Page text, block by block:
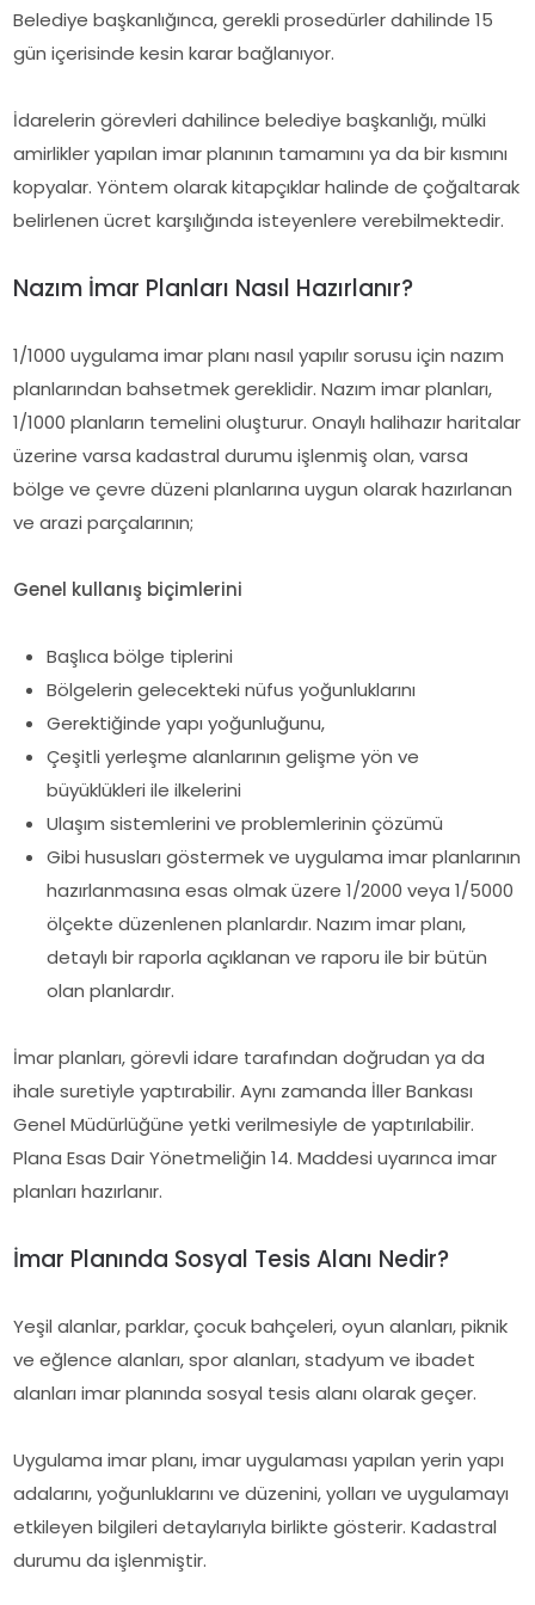
Belediye başkanlığınca, gerekli prosedürler dahilinde 15
gün içerisinde kesin karar bağlanıyor.
İdarelerin görevleri dahilince belediye başkanlığı, mülki
amirlikler yapılan imar planının tamamını ya da bir kısmını
kopyalar. Yöntem olarak kitapçıklar halinde de çoğaltarak
belirlenen ücret karşılığında isteyenlere verebilmektedir.
Nazım İmar Planları Nasıl Hazırlanır?
1/1000 uygulama imar planı nasıl yapılır sorusu için nazım
planlarından bahsetmek gereklidir. Nazım imar planları,
1/1000 planların temelini oluşturur. Onaylı halihazır haritalar
üzerine varsa kadastral durumu işlenmiş olan, varsa
bölge ve çevre düzeni planlarına uygun olarak hazırlanan
ve arazi parçalarının;
Genel kullanış biçimlerini
Başlıca bölge tiplerini
Bölgelerin gelecekteki nüfus yoğunluklarını
Gerektiğinde yapı yoğunluğunu,
Çeşitli yerleşme alanlarının gelişme yön ve
büyüklükleri ile ilkelerini
Ulaşım sistemlerini ve problemlerinin çözümü
Gibi hususları göstermek ve uygulama imar planlarının
hazırlanmasına esas olmak üzere 1/2000 veya 1/5000
ölçekte düzenlenen planlardır. Nazım imar planı,
detaylı bir raporla açıklanan ve raporu ile bir bütün
olan planlardır.
İmar planları, görevli idare tarafından doğrudan ya da
ihale suretiyle yaptırabilir. Aynı zamanda İller Bankası
Genel Müdürlüğüne yetki verilmesiyle de yaptırılabilir.
Plana Esas Dair Yönetmeliğin 14. Maddesi uyarınca imar
planları hazırlanır.
İmar Planında Sosyal Tesis Alanı Nedir?
Yeşil alanlar, parklar, çocuk bahçeleri, oyun alanları, piknik
ve eğlence alanları, spor alanları, stadyum ve ibadet
alanları imar planında sosyal tesis alanı olarak geçer.
Uygulama imar planı, imar uygulaması yapılan yerin yapı
adalarını, yoğunluklarını ve düzenini, yolları ve uygulamayı
etkileyen bilgileri detaylarıyla birlikte gösterir. Kadastral
durumu da işlenmiştir.